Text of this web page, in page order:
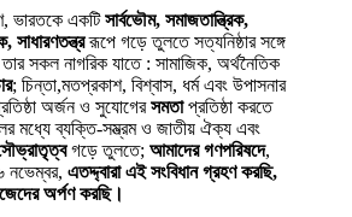
ভারতকে একটিসার্বভৌম, সমাজতান্ত্রিক,
সাধারণতন্ত্ররূপে গড়ে তুলতে সত্যনিষ্ঠার সঙ্গে
সকল নাগরিক যাতে : সামাজিক, অর্থনৈতিক
; চিন্তা,মতপ্রকাশ, বিশ্বাস, ধর্ম এবং উপাসনার
অর্জন ও সুযোগেরসমতাপ্রতিষ্ঠা করতে
মধ্যে ব্যক্তি-সম্ভ্রম ও জাতীয় ঐক্য এবং
গড়ে তুলতে; আমাদের গণপরিষদে,
এতদ্দ্বারা এই সংবিধান গ্রহণ করছি,
অর্পণ করছি।